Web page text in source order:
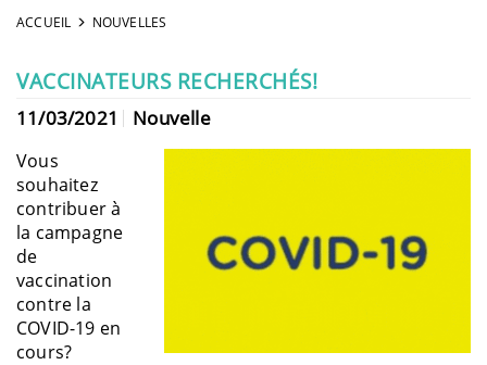
ACCUEIL NOUVELLES
VACCINATEURS RECHERCHÉS!
11/03/2021 Nouvelle
Vous
souhaitez
contribuer à
la campagne
de
vaccination
contre la
COVID-19 en
cours?